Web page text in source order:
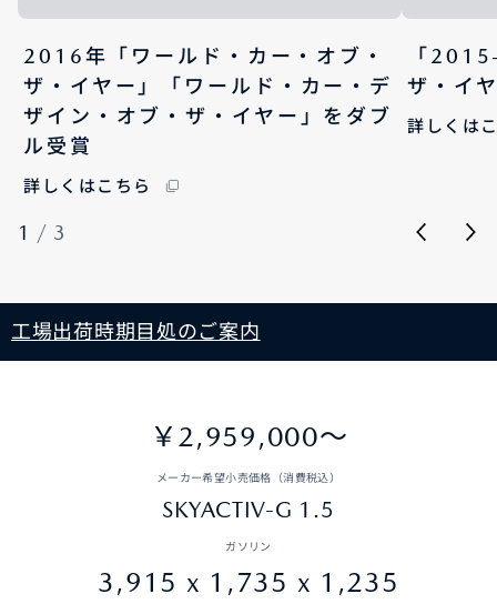
2016年「ワールド・カー・オブ・
ザ・イヤー」「ワールド・カー・デ
ザイン・オブ・ザ・イヤー」をダブ
ル受賞
詳しくはこちら
「
ザ・イ
詳しくは
1 / 3
工場出荷時期目処のご案内
￥2,959,000〜
メーカー希望小売価格（消費税込）
SKYACTIV-G 1.5
ガソリン
3,915 x 1,735 x 1,235